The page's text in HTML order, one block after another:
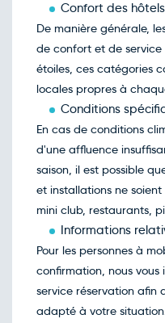
Confort des hôtels
De manière générale,
de confort et de service
étoiles, ces catégories
locales propres à
Conditions
En cas de conditions
d'une affluence
saison, il est possible
et installations ne
mini club, restaurants,
Informations
Pour les personnes à
confirmation, nous
service réservation afin
adapté à votre